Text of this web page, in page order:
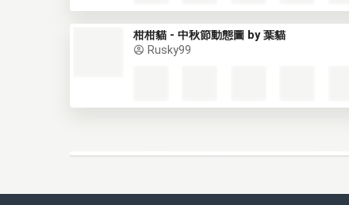
柑柑貓 - 中秋節動態圖 by 葉貓
Rusky99